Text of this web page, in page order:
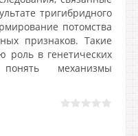
тригибридного
потомства
признаков. Такие
роль в генетических
понять механизмы